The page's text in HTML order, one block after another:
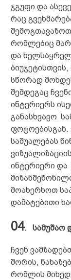
ჯგუფი და
რაც
რომლებიც
და
სწორად
შემდეგაც
ინტერიერს
განასხვავო
ფოტოებისგან.
საშუალებას
ინტერიერი
მოახერხოთ
დამატებითი
04.სამუშაო
ჩვენ
შორის,
რომლის